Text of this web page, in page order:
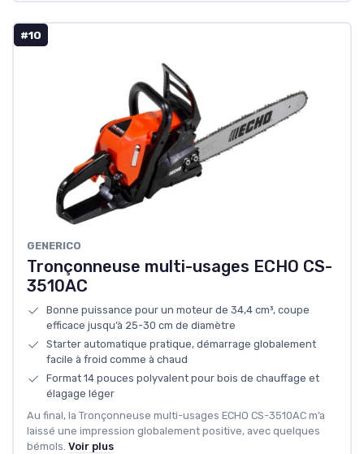
#10
GENERICO
Tronçonneuse multi-usages ECHO CS-
3510AC
Bonne puissance pour un moteur de 34,4 cm³, coupe
efficace jusqu’à 25-30 cm de diamètre
Starter automatique pratique, démarrage globalement
facile à froid comme à chaud
Format 14 pouces polyvalent pour bois de chauffage et
élagage léger
Au final, la Tronçonneuse multi-usages ECHO CS-3510AC m’a
laissé une impression globalement positive, avec quelques
bémols. Voir plus